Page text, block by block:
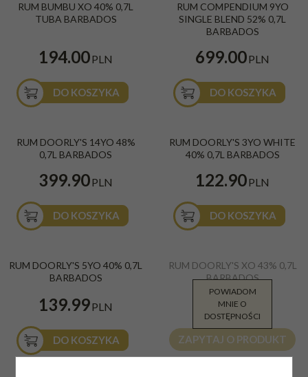
Kraj: Barbados
: Sherry
RUM BUMBU XO 40% 0,7L
TUBA BARBADOS
194.00PLN
DO KOSZYKA
Blend 0,7l 52% Barbados
Kraj : Barbados
Sherry
RUM COMPENDIUM 9YO
SINGLE BLEND 52% 0,7L
BARBADOS
699.00PLN
DO KOSZYKA
BARBADOS
Barbados
RUM DOORLY'S 14YO 48%
0,7L BARBADOS
399.90PLN
DO KOSZYKA
0,7L BARBADOS
:Barbados
RUM DOORLY'S 3YO WHITE
40% 0,7L BARBADOS
122.90PLN
DO KOSZYKA
Kraj: Barbados
Złoty/Gold
RUM DOORLY'S 5YO 40% 0,7L
BARBADOS
139.99PLN
DO KOSZYKA
BARBADOS
Barbados
Sherry
Złoty/Gold
RUM DOORLY'S XO 43% 0,7L
BARBADOS
199.00
ZAPYTAJ O PRODUKT
POWIADOM
MNIE O
DOSTĘPNOŚCI